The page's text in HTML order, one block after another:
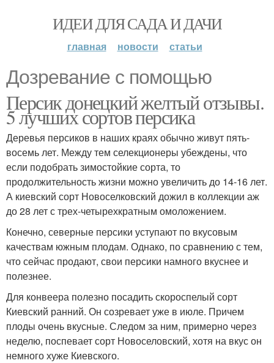
ИДЕИ ДЛЯ САДА И ДАЧИ
главная новости статьи
Дозревание с помощью
Персик донецкий желтый отзывы.
5 лучших сортов персика
Деревья персиков в наших краях обычно живут пять-
восемь лет. Между тем селекционеры убеждены, что
если подобрать зимостойкие сорта, то
продолжительность жизни можно увеличить до 14-16 лет.
А киевский сорт Новоселковский дожил в коллекции аж
до 28 лет с трех-четырехкратным омоложением.
Конечно, северные персики уступают по вкусовым
качествам южным плодам. Однако, по сравнению с тем,
что сейчас продают, свои персики намного вкуснее и
полезнее.
Для конвеера полезно посадить скороспелый сорт
Киевский ранний. Он созревает уже в июле. Причем
плоды очень вкусные. Следом за ним, примерно через
неделю, поспевает сорт Новоселовский, хотя на вкус он
немного хуже Киевского.